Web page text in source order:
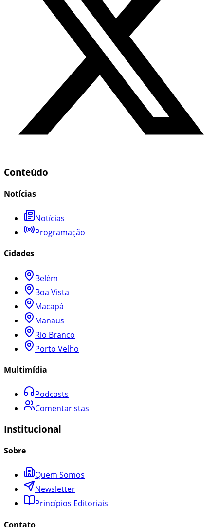
Conteúdo
Notícias
Notícias
Programação
Cidades
Belém
Boa Vista
Macapá
Manaus
Rio Branco
Porto Velho
Multimídia
Podcasts
Comentaristas
Institucional
Sobre
Quem Somos
Newsletter
Princípios Editoriais
Contato